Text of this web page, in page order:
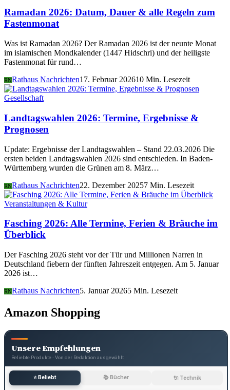
Ramadan 2026: Datum, Dauer & alle Regeln zum
Fastenmonat
Was ist Ramadan 2026? Der Ramadan 2026 ist der neunte Monat
im islamischen Mondkalender (1447 Hidschri) und der heiligste
Fastenmonat für rund…
RNRathaus Nachrichten17. Februar 202610 Min. Lesezeit
Gesellschaft
Landtagswahlen 2026: Termine, Ergebnisse &
Prognosen
Update: Ergebnisse der Landtagswahlen – Stand 22.03.2026 Die
ersten beiden Landtagswahlen 2026 sind entschieden. In Baden-
Württemberg wurden die Grünen am 8. März…
RNRathaus Nachrichten22. Dezember 20257 Min. Lesezeit
Veranstaltungen & Kultur
Fasching 2026: Alle Termine, Ferien & Bräuche im
Überblick
Der Fasching 2026 steht vor der Tür und Millionen Narren in
Deutschland fiebern der fünften Jahreszeit entgegen. Am 5. Januar
2026 ist…
RNRathaus Nachrichten5. Januar 20265 Min. Lesezeit
Amazon Shopping
Unsere Empfehlungen
Beliebte Produkte · Von der Redaktion ausgewählt
⭐ Beliebt 📚 Bücher 🔌 Technik